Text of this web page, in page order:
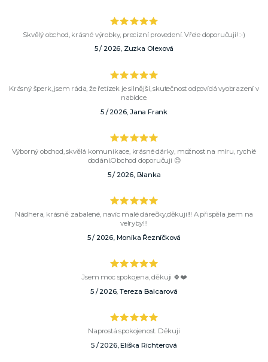
Skvělý obchod, krásné výrobky, precizní provedení. Vřele doporučuji! :-)
5 / 2026, Zuzka Olexová
Krásný šperk, jsem ráda, že řetízek je silnější, skutečnost odpovídá vyobrazení v
nabídce.
5 / 2026, Jana Frank
Výborný obchod, skvělá komunikace, krásné dárky, možnost na míru, rychlé
dodání.Obchod doporučuji 😊
5 / 2026, Blanka
Nádhera, krásně zabalené, navíc malé dárečky,děkuji!!! A přispěla jsem na
velryby!!!
5 / 2026, Monika Řezníčková
Jsem moc spokojena, děkuji 🍀❤️
5 / 2026, Tereza Balcarová
Naprostá spokojenost. Děkuji
5 / 2026, Eliška Richterová